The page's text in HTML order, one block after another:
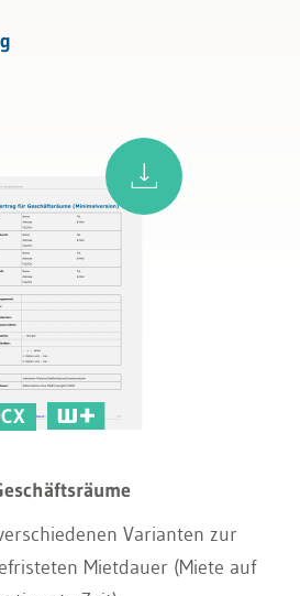
Varianten zur
Mietdauer (Miete auf